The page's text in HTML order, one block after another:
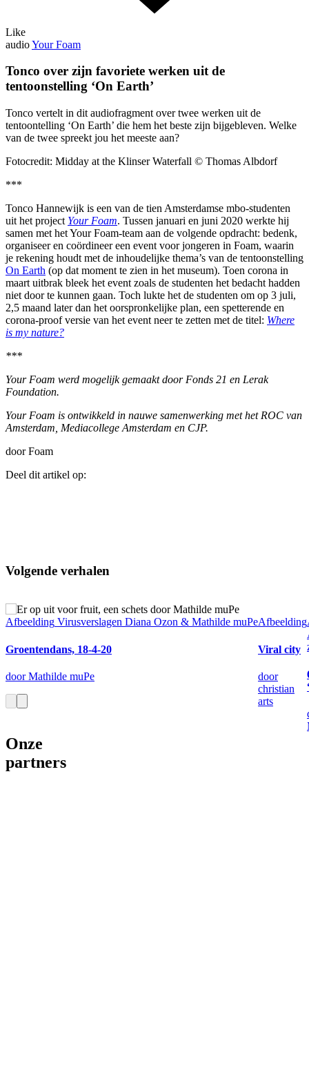
Like
audioYour Foam
Tonco over zijn favoriete werken uit de
tentoonstelling ‘On Earth’
Tonco vertelt in dit audiofragment over twee werken uit de
tentoontelling ‘On Earth’ die hem het beste zijn bijgebleven. Welke
van de twee spreekt jou het meeste aan?
Fotocredit: Midday at the Klinser Waterfall © Thomas Albdorf
***
Tonco Hannewijk is een van de tien Amsterdamse mbo-studenten
uit het project Your Foam. Tussen januari en juni 2020 werkte hij
samen met het Your Foam-team aan de volgende opdracht: bedenk,
organiseer en coördineer een event voor jongeren in Foam, waarin
je rekening houdt met de inhoudelijke thema’s van de tentoonstelling
On Earth (op dat moment te zien in het museum). Toen corona in
maart uitbrak bleek het event zoals de studenten het bedacht hadden
niet door te kunnen gaan. Toch lukte het de studenten om op 3 juli,
2,5 maand later dan het oorspronkelijke plan, een spetterende en
corona-proof versie van het event neer te zetten met de titel: Where
is my nature?
***
Your Foam werd mogelijk gemaakt door Fonds 21 en Lerak
Foundation.
Your Foam is ontwikkeld in nauwe samenwerking met het ROC van
Amsterdam, Mediacollege Amsterdam en CJP.
door Foam
Deel dit artikel op:
Volgende verhalen
Afbeelding Virusverslagen Diana Ozon & Mathilde muPe
Groentendans, 18-4-20
door Mathilde muPe
Afbeelding
Viral city
door
christian
arts
Onze
partners